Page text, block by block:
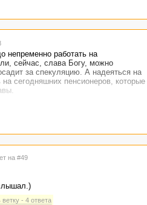
непременно работать на
сейчас, слава Богу, можно
за спекуляцию. А надеяться на
сегодняшних пенсионеров, которые
на #49
ветку - 4 ответа